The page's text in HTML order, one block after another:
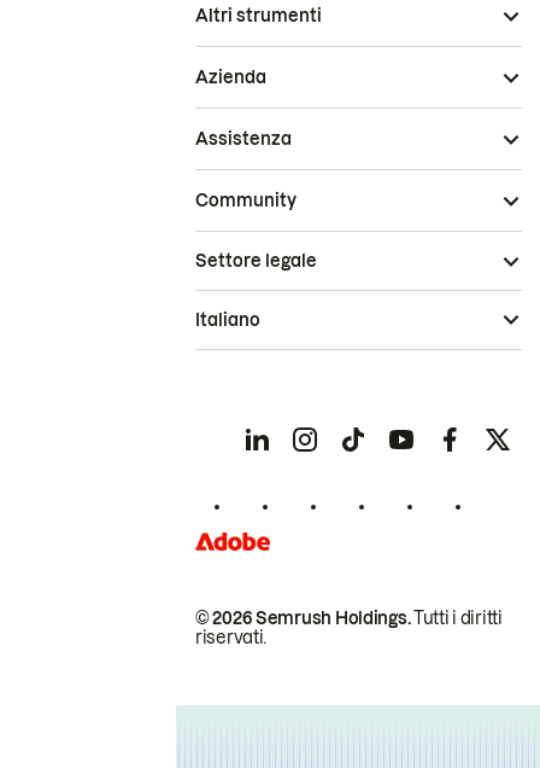
Altri strumenti
Azienda
Assistenza
Community
© 2026 Semrush Holdings.Tutti i diritti
riservati.
Settore legale
Italiano